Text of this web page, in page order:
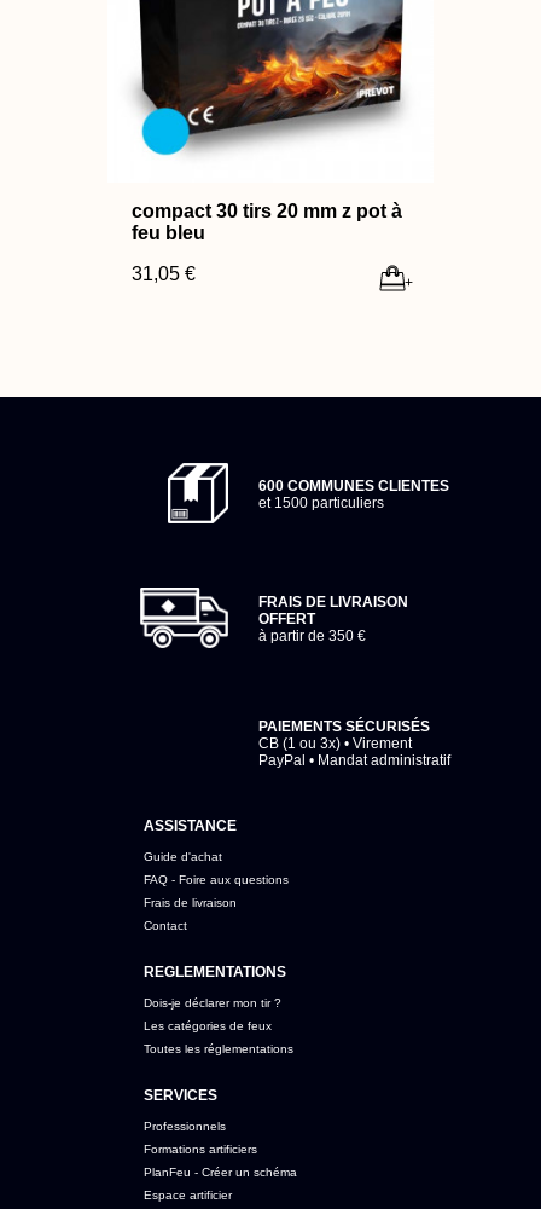
compact 30 tirs 20 mm z pot à
feu bleu
31,05 €
+
600 COMMUNES CLIENTES
et 1500 particuliers
FRAIS DE LIVRAISON
OFFERT
à partir de 350 €
PAIEMENTS SÉCURISÉS
CB (1 ou 3x) • Virement
PayPal • Mandat administratif
ASSISTANCE
Guide d'achat
FAQ - Foire aux questions
Frais de livraison
Contact
REGLEMENTATIONS
Dois-je déclarer mon tir ?
Les catégories de feux
Toutes les réglementations
SERVICES
Professionnels
Formations artificiers
PlanFeu - Créer un schéma
Espace artificier